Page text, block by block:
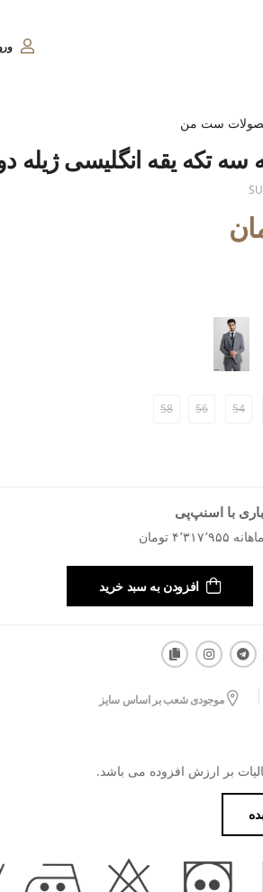
ست من
تکه یقه انگلیسی ژیله
54
56
58
با اسنپ‌پی
افزودن به سبد خرید
موجودی شعب بر اساس سایز